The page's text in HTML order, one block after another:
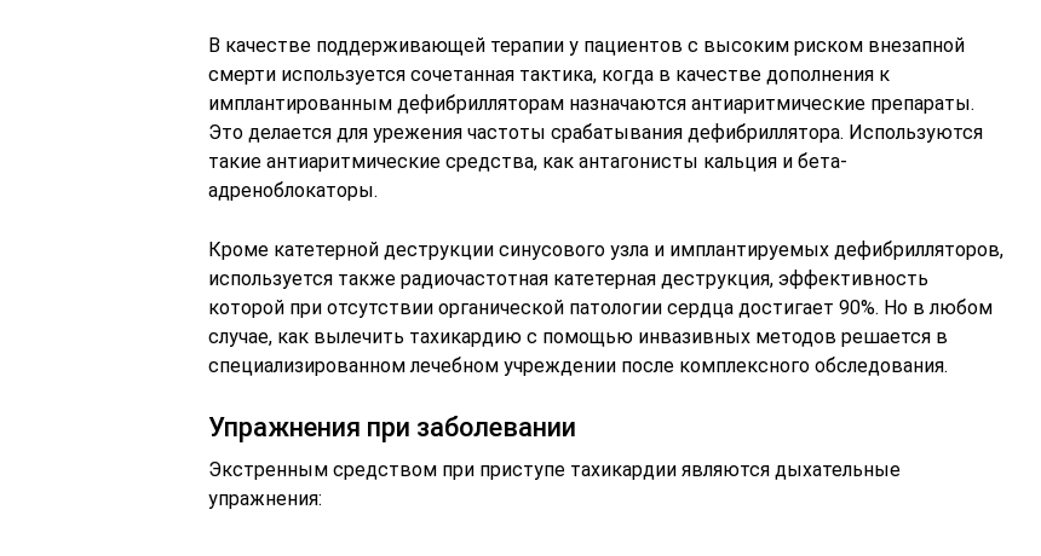
В качестве поддерживающей терапии у пациентов с высоким риском внезапной
смерти используется сочетанная тактика, когда в качестве дополнения к
имплантированным дефибрилляторам назначаются антиаритмические препараты.
Это делается для урежения частоты срабатывания дефибриллятора. Используются
такие антиаритмические средства, как антагонисты кальция и бета-
адреноблокаторы.
Кроме катетерной деструкции синусового узла и имплантируемых дефибрилляторов,
используется также радиочастотная катетерная деструкция, эффективность
которой при отсутствии органической патологии сердца достигает 90%. Но в любом
случае, как вылечить тахикардию с помощью инвазивных методов решается в
специализированном лечебном учреждении после комплексного обследования.
Упражнения при заболевании
Экстренным средством при приступе тахикардии являются дыхательные
упражнения: